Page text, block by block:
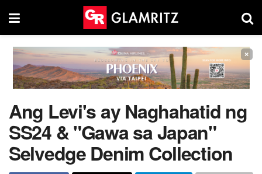
×
Ang Levi's ay Naghahatid ng
SS24 & "Gawa sa Japan"
Selvedge Denim Collection